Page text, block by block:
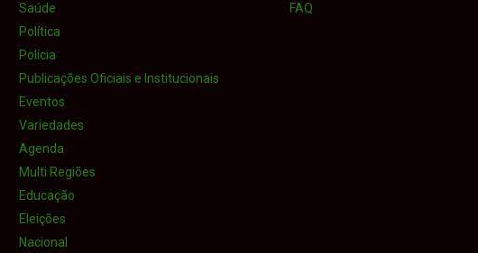
Saúde
Política
Polícia
Publicações Oficiais e Institucionais
Eventos
Variedades
Agenda
Multi Regiões
Educação
Eleições
Nacional
FAQ